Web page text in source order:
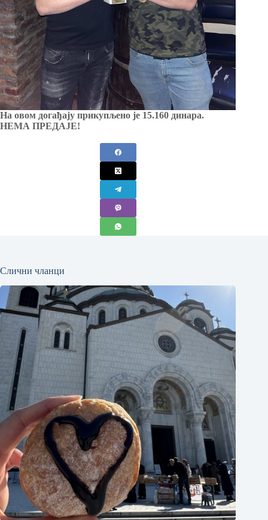
На овом догађају прикупљено је 15.160 динара.
НЕМА ПРЕДАЈЕ!
Слични чланци